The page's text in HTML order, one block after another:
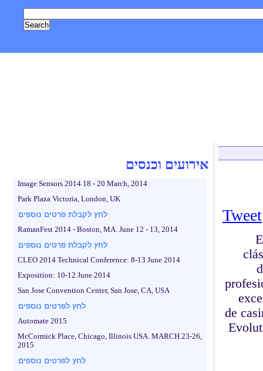
אירועים וכנסים
Image Sensors 2014 18 - 20 March, 2014
Park Plaza Victoria, London, UK
לחץ לקבלת פרטים נוספים
RamanFest 2014 - Boston, MA. June 12 - 13, 2014
לחץ לקבלת פרטים נוספים
CLEO 2014 Technical Conference: 8-13 June 2014
Exposition: 10-12 June 2014
San Jose Convention Center, San Jose, CA, USA
לחץ לפרטים נוספים
Automate 2015
McCormick Place, Chicago, Illinois USA. MARCH 23-26,
2015
לחץ לפרטים נוספים
Tweet
de
Evolution Gaming.